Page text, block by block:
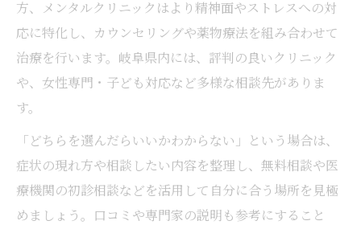
方、メンタルクリニックはより精神面やストレスへの対
応に特化し、カウンセリングや薬物療法を組み合わせて
治療を行います。岐阜県内には、評判の良いクリニック
や、女性専門・子ども対応など多様な相談先がありま
す。
「どちらを選んだらいいかわからない」という場合は、
症状の現れ方や相談したい内容を整理し、無料相談や医
療機関の初診相談などを活用して自分に合う場所を見極
めましょう。口コミや専門家の説明も参考にすること